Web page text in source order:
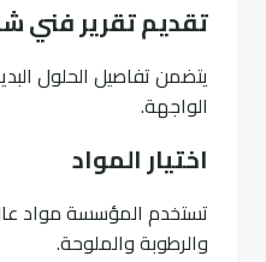
تقديم تقرير فني
يتضمن تفاصيل الحلول
الواجهة.
اختيار المواد
تستخدم المؤسسة مواد
والرطوبة والملوحة.